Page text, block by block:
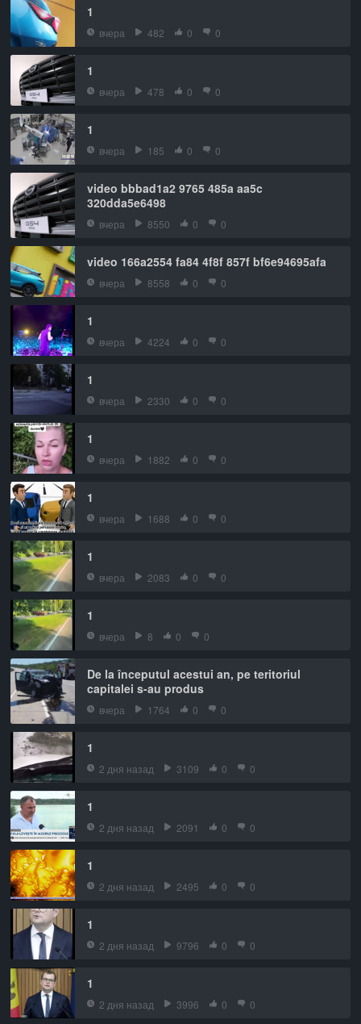
1
вчера 482 0 0
1
вчера 478 0 0
1
вчера 185 0 0
video bbbad1a2 9765 485a aa5c
320dda5e6498
вчера 8550 0 0
video 166a2554 fa84 4f8f 857f bf6e94695afa
вчера 8558 0 0
1
вчера 4224 0 0
1
вчера 2330 0 0
1
вчера 1882 0 0
1
вчера 1688 0 0
1
вчера 2083 0 0
1
вчера 8 0 0
De la începutul acestui an, pe teritoriul
capitalei s-au produs
вчера 1764 0 0
1
2 дня назад 3109 0 0
1
2 дня назад 2091 0 0
1
2 дня назад 2495 0 0
1
2 дня назад 9796 0 0
1
2 дня назад 3996 0 0